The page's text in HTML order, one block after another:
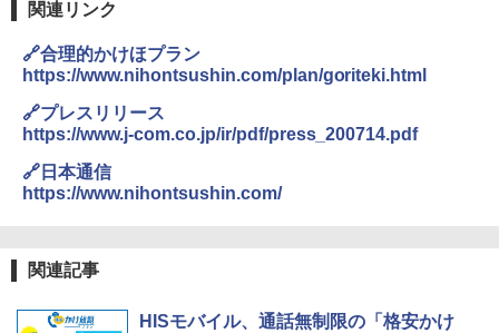
関連リンク
🔗合理的かけほプラン
https://www.nihontsushin.com/plan/goriteki.html
🔗プレスリリース
https://www.j-com.co.jp/ir/pdf/press_200714.pdf
🔗日本通信
https://www.nihontsushin.com/
関連記事
HISモバイル、通話無制限の「格安かけ